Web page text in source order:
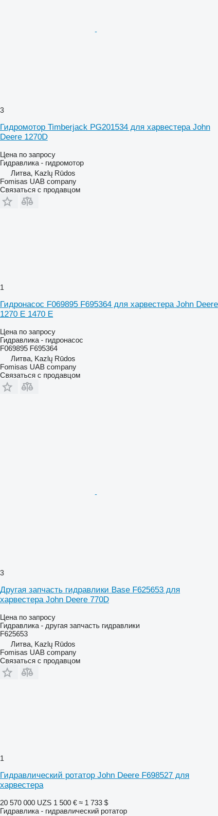
3
Гидромотор Timberjack PG201534 для харвестера John
Deere 1270D
Цена по запросу
Гидравлика - гидромотор
Литва, Kazlų Rūdos
Fomisas UAB company
Связаться с продавцом
1
Гидронасос F069895 F695364 для харвестера John Deere
1270 E 1470 E
Цена по запросу
Гидравлика - гидронасос
F069895 F695364
Литва, Kazlų Rūdos
Fomisas UAB company
Связаться с продавцом
3
Другая запчасть гидравлики Base F625653 для
харвестера John Deere 770D
Цена по запросу
Гидравлика - другая запчасть гидравлики
F625653
Литва, Kazlų Rūdos
Fomisas UAB company
Связаться с продавцом
1
Гидравлический ротатор John Deere F698527 для
харвестера
20 570 000 UZS 1 500 € ≈ 1 733 $
Гидравлика - гидравлический ротатор